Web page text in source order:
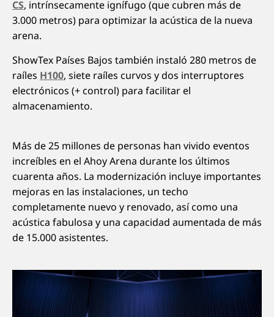
CS, intrínsecamente ignífugo (que cubren más de
3.000 metros) para optimizar la acústica de la nueva
arena.
ShowTex Países Bajos también instaló 280 metros de
raíles H100, siete raíles curvos y dos interruptores
electrónicos (+ control) para facilitar el
almacenamiento.
Más de 25 millones de personas han vivido eventos
increíbles en el Ahoy Arena durante los últimos
cuarenta años. La modernización incluye importantes
mejoras en las instalaciones, un techo
completamente nuevo y renovado, así como una
acústica fabulosa y una capacidad aumentada de más
de 15.000 asistentes.